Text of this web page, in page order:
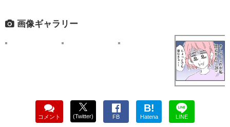
画像ギャラリー
コメント (Twitter) FB
B!
Hatena LINE